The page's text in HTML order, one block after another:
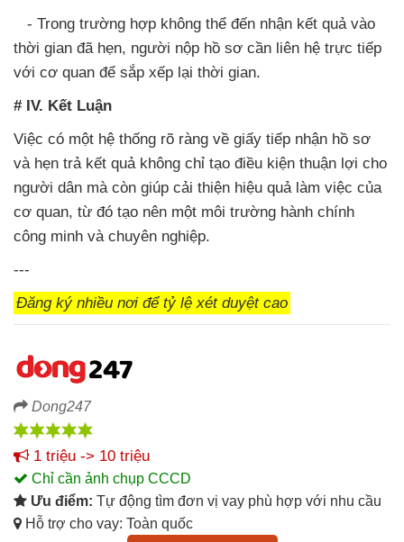
- Trong trường hợp không thể đến nhận kết quả vào
thời gian đã hẹn, người nộp hồ sơ cần liên hệ trực tiếp
với cơ quan để sắp xếp lại thời gian.
# IV. Kết Luận
Việc có một hệ thống rõ ràng về giấy tiếp nhận hồ sơ
và hẹn trả kết quả không chỉ tạo điều kiện thuận lợi cho
người dân mà còn giúp cải thiện hiệu quả làm việc của
cơ quan, từ đó tạo nên một môi trường hành chính
công minh và chuyên nghiệp.
---
Đăng ký nhiều nơi để tỷ lệ xét duyệt cao
Dong247
1 triệu -> 10 triệu
Chỉ cần ảnh chụp CCCD
Ưu điểm: Tự động tìm đơn vị vay phù hợp với nhu cầu
Hỗ trợ cho vay: Toàn quốc